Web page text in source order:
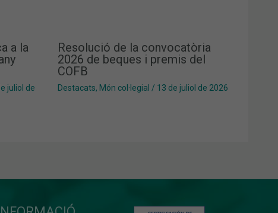
a la
juliol de
Resolució de la convocatòria
2026 de beques i premis del
COFB
Destacats, Món col·legial / 13 de juliol de 2026